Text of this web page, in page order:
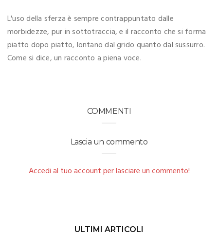
L'uso della sferza è sempre contrappuntato dalle
morbidezze, pur in sottotraccia, e il racconto che si forma
piatto dopo piatto, lontano dal grido quanto dal sussurro.
Come si dice, un racconto a piena voce.
COMMENTI
Lascia un commento
Accedi al tuo account per lasciare un commento!
ULTIMI ARTICOLI